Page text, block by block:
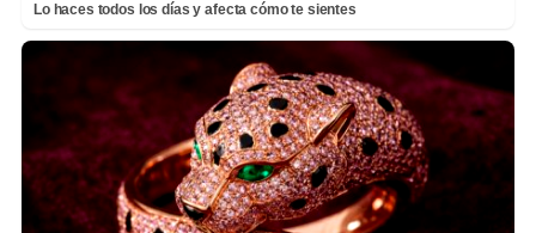
Lo haces todos los días y afecta cómo te sientes